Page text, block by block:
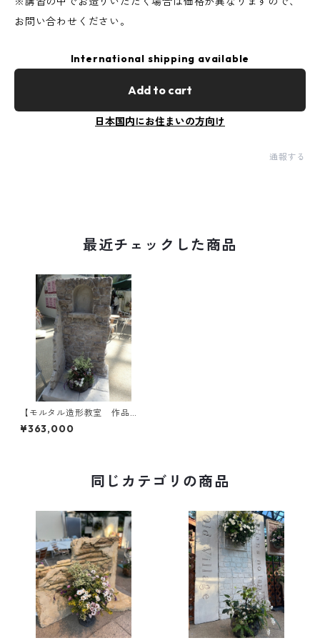
お問い合わせください。
International shipping available
Add to cart
日本国内にお住まいの方向け
通報する
最近チェックした商品
【モルタル造形教室 作品
例】寄植えが映える、独立式
仕切り壁
¥363,000
同じカテゴリの商品